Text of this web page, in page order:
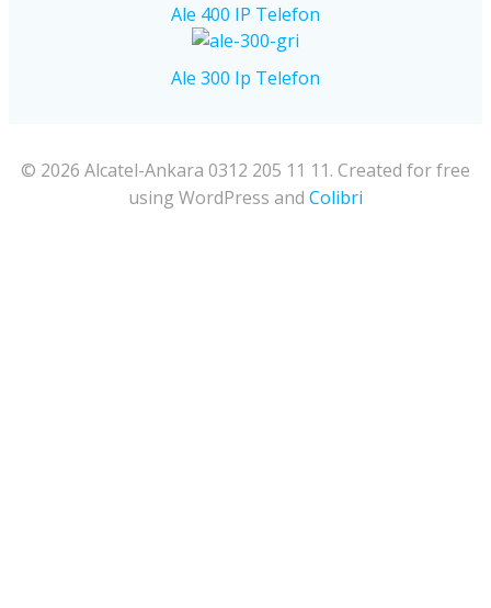
Ale 400 IP Telefon
Ale 300 Ip Telefon
© 2026 Alcatel-Ankara 0312 205 11 11. Created for free
using WordPress and Colibri